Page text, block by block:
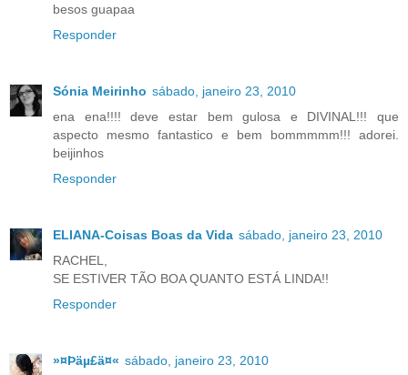
besos guapaa
Responder
Sónia Meirinho sábado, janeiro 23, 2010
ena ena!!!! deve estar bem gulosa e DIVINAL!!! que
aspecto mesmo fantastico e bem bommmmm!!! adorei.
beijinhos
Responder
ELIANA-Coisas Boas da Vida sábado, janeiro 23, 2010
RACHEL,
SE ESTIVER TÃO BOA QUANTO ESTÁ LINDA!!
Responder
»¤Þäµ£ä¤« sábado, janeiro 23, 2010